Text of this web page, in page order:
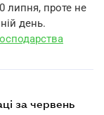
липня, проте не
день.